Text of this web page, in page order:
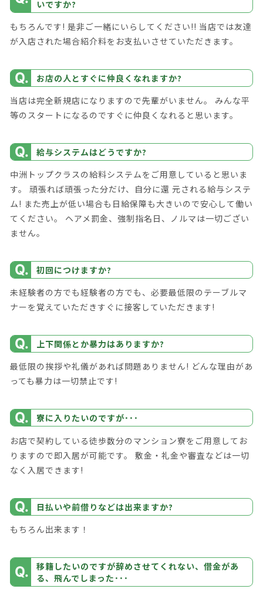
いですか?
もちろんです! 是非ご一緒にいらしてください!! 当店では友達
が入店された場合紹介料をお支払いさせていただきます。
お店の人とすぐに仲良くなれますか?
当店は完全新規店になりますので先輩がいません。 みんな平
等のスタートになるのですぐに仲良くなれると思います。
給与システムはどうですか?
中洲トップクラスの給料システムをご用意していると思いま
す。 頑張れば頑張った分だけ、自分に還 元される給与システ
ム! また売上が低い場合も日給保障も大きいので安心して働い
てください。 ヘアメ罰金、強制指名日、ノルマは一切ござい
ません。
初回につけますか?
未経験者の方でも経験者の方でも、必要最低限のテーブルマ
ナーを覚えていただきすぐに接客していただきます!
上下関係とか暴力はありますか?
最低限の挨拶や礼儀があれば問題ありません! どんな理由があ
っても暴力は一切禁止です!
寮に入りたいのですが･･･
お店で契約している徒歩数分のマンション寮をご用意してお
りますので即入居が可能です。 敷金・礼金や審査などは一切
なく入居できます!
日払いや前借りなどは出来ますか?
もちろん出来ます！
移籍したいのですが辞めさせてくれない、借金があ
る、飛んでしまった･･･